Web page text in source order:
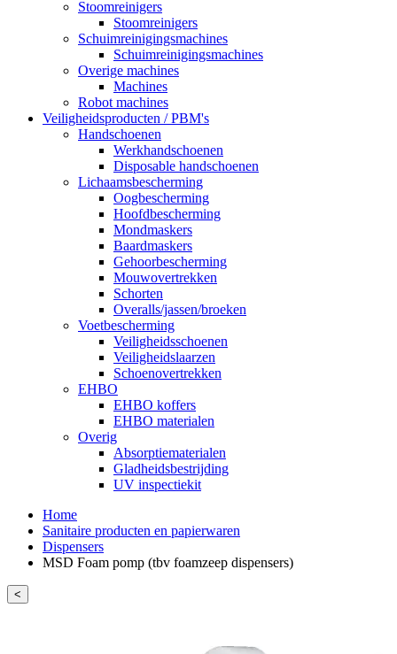
Stoomreinigers
Stoomreinigers
Schuimreinigingsmachines
Schuimreinigingsmachines
Overige machines
Machines
Robot machines
Veiligheidsproducten / PBM's
Handschoenen
Werkhandschoenen
Disposable handschoenen
Lichaamsbescherming
Oogbescherming
Hoofdbescherming
Mondmaskers
Baardmaskers
Gehoorbescherming
Mouwovertrekken
Schorten
Overalls/jassen/broeken
Voetbescherming
Veiligheidsschoenen
Veiligheidslaarzen
Schoenovertrekken
EHBO
EHBO koffers
EHBO materialen
Overig
Absorptiematerialen
Gladheidsbestrijding
UV inspectiekit
Home
Sanitaire producten en papierwaren
Dispensers
MSD Foam pomp (tbv foamzeep dispensers)
<